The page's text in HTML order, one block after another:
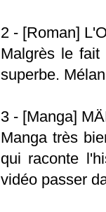
2 - [Roman]
Malgrès le
superbe.
3 - [Manga]
Manga très
qui raconte
vidéo passer